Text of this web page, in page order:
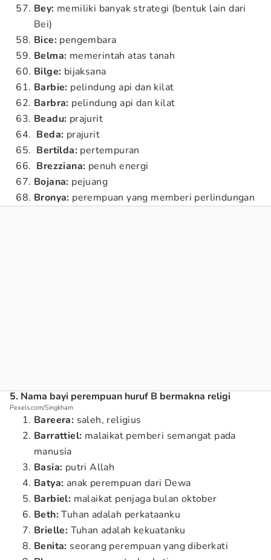
Bey: memiliki banyak strategi (bentuk lain dari
Bei)
Bice: pengembara
Belma: memerintah atas tanah
Bilge: bijaksana
Barbie: pelindung api dan kilat
Barbra: pelindung api dan kilat
Beadu: prajurit
Beda: prajurit
Bertilda: pertempuran
Brezziana: penuh energi
Bojana: pejuang
Bronya: perempuan yang memberi perlindungan
5. Nama bayi perempuan huruf B bermakna religi
Pexels.com/Singkham
Bareera: saleh, religius
Barrattiel: malaikat pemberi semangat pada
manusia
Basia: putri Allah
Batya: anak perempuan dari Dewa
Barbiel: malaikat penjaga bulan oktober
Beth:Tuhan adalah perkataanku
Brielle: Tuhan adalah kekuatanku
Benita: seorang perempuan yang diberkati